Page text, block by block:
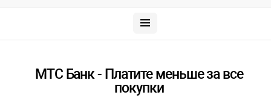
МТС Банк - Платите меньше за все
покупки